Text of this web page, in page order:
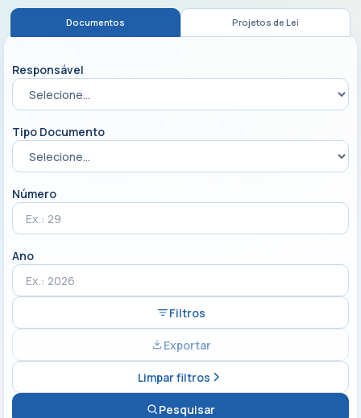
Documentos Projetos de Lei
Responsável
Tipo Documento
Número
Ano
Filtros
Exportar
Limpar filtros
Pesquisar